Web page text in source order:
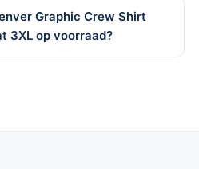
Graphic Crew Shirt
3XL op voorraad?